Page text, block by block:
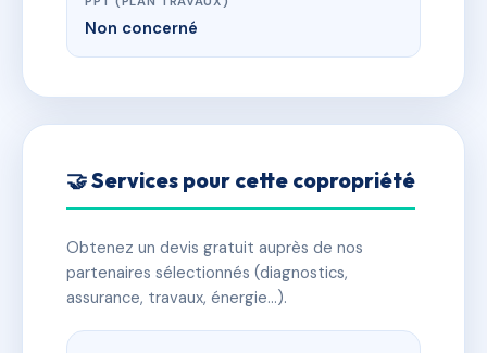
Non concerné
🤝 Services pour cette copropriété
Obtenez un devis gratuit auprès de nos
partenaires sélectionnés (diagnostics,
assurance, travaux, énergie…).